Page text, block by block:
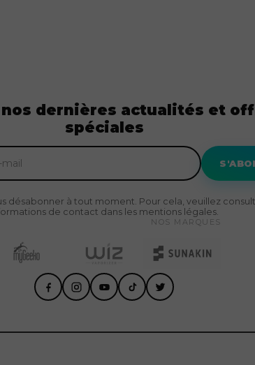
NOS MARQUES
nos dernières actualités et
spéciales
désabonner à tout moment. Pour cela, veuillez
de contact dans les mentions légales.